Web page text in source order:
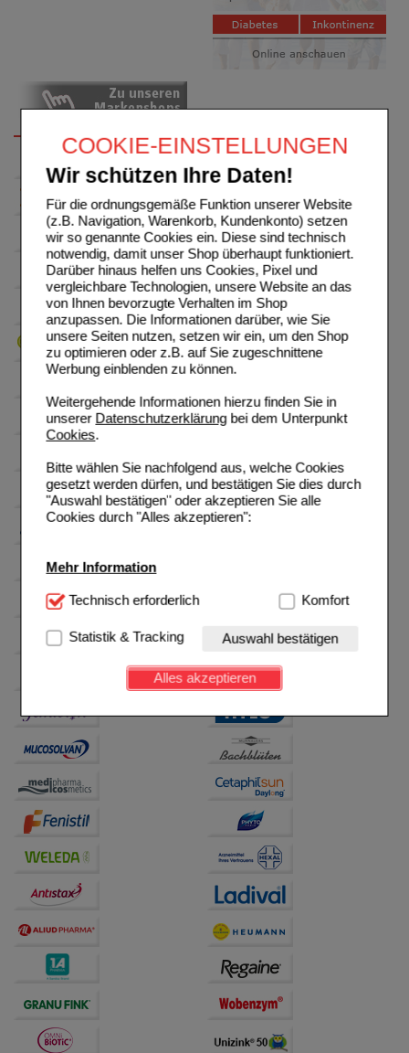
COOKIE-EINSTELLUNGEN
Wir schützen Ihre Daten!
Für die ordnungsgemäße Funktion unserer Website
(z.B. Navigation, Warenkorb, Kundenkonto) setzen
wir so genannte Cookies ein. Diese sind technisch
notwendig, damit unser Shop überhaupt funktioniert.
Darüber hinaus helfen uns Cookies, Pixel und
vergleichbare Technologien, unsere Website an das
von Ihnen bevorzugte Verhalten im Shop
anzupassen. Die Informationen darüber, wie Sie
unsere Seiten nutzen, setzen wir ein, um den Shop
zu optimieren oder z.B. auf Sie zugeschnittene
Werbung einblenden zu können.
Weitergehende Informationen hierzu finden Sie in
unserer Datenschutzerklärungbei dem Unterpunkt
Cookies.
Bitte wählen Sie nachfolgend aus, welche Cookies
gesetzt werden dürfen, und bestätigen Sie dies durch
"Auswahl bestätigen" oder akzeptieren Sie alle
Cookies durch "Alles akzeptieren":
Mehr Information
Technisch Notwendig:Hierbei handelt es sich um
Website notwendig sind (z.B. Navigation, Warenkorb,
Kundenkonto), weshalb auf diese nicht verzichtet
werden kann.
Einkaufserlebnis noch ansprechender zu gestalten,
Besuchers oder unsere Seite an bevorzugte
Verhaltensweisen (z.B. Spracheinstellung)
anzupassen. Komfort-Cookies ermöglichen es uns
auch auf Ihre Bedürfnisse zugeschrittene Inhalte
anzuzeigen und unser Partnerprogramm zu
betreiben.
Statistik & Tracking:
Hierüber lassen sich
Informationen über die Art und Weise der Nutzung
unserer Website sammeln, mit deren Hilfe wir unsere
auf unserer Website aber auch die Werbung auf
Drittseiten möglichst relevant für Sie zu gestalten.
Bitte beachten Sie, dass Daten hierfür teilweise an
Dritte wie z.B. Google oder soziale Medien
Technisch erforderlich Komfort
Statistik & Tracking Auswahl bestätigen
Alles akzeptieren